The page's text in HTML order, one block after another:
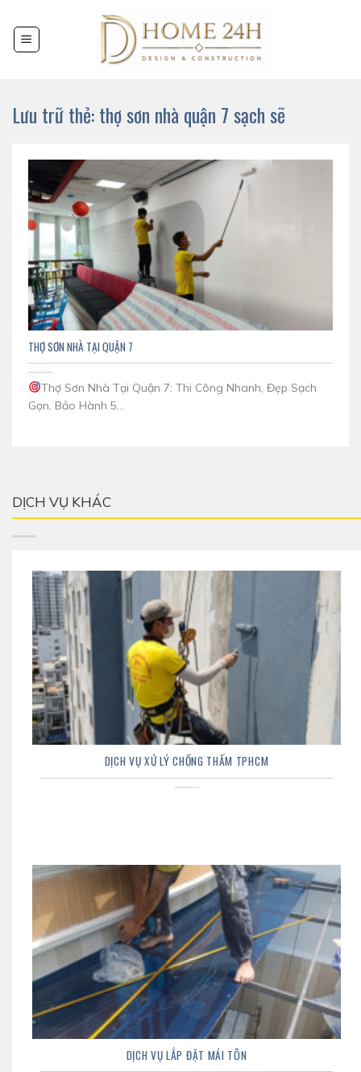
đến
nội
Lưu trữ thẻ:thợ sơn nhà quận 7 sạch sẽ
THỢ SƠN NHÀ TẠI QUẬN 7
Thợ Sơn Nhà Tại Quận 7: Thi Công Nhanh, Đẹp Sạch
Gọn, Bảo Hành 5...
DỊCH VỤ KHÁC
DỊCH VỤ XỬ LÝ CHỐNG THẤM TPHCM
DỊCH VỤ LẮP ĐẶT MÁI TÔN